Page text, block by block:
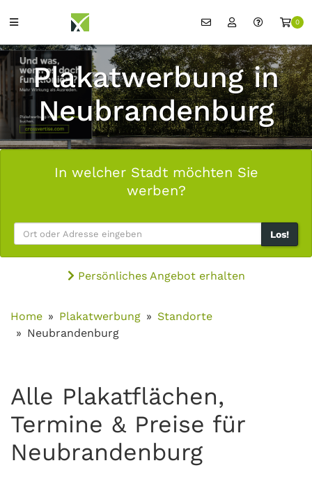
0
Plakatwerbung in
Neubrandenburg
In welcher Stadt möchten Sie
werben?
Los!
Persönliches Angebot erhalten
Home Plakatwerbung
Standorte
Neubrandenburg
Alle Plakatflächen,
Termine & Preise für
Neubrandenburg